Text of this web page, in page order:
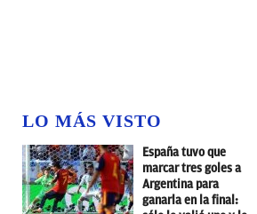
LO MÁS VISTO
España tuvo que
marcar tres goles a
Argentina para
ganarla en la final: